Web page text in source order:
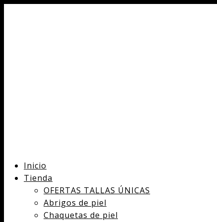
Inicio
Tienda
OFERTAS TALLAS ÚNICAS
Abrigos de piel
Chaquetas de piel